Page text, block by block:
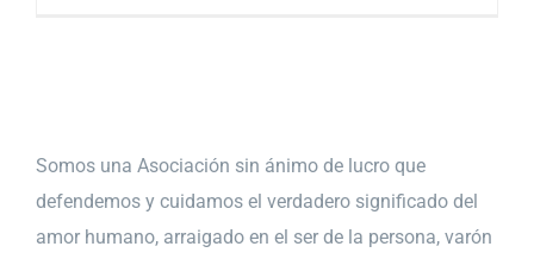
Somos una Asociación sin ánimo de lucro que
defendemos y cuidamos el verdadero significado del
amor humano, arraigado en el ser de la persona, varón